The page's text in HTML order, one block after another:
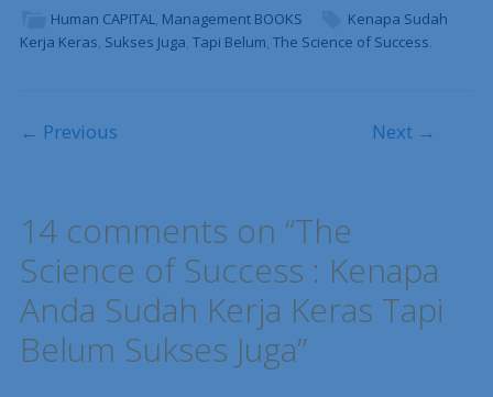
Human CAPITAL, Management BOOKS
Kenapa Sudah
Kerja Keras, Sukses Juga, Tapi Belum, The Science of Success.
Post navigation
← Previous Next →
14 comments on “The
Science of Success : Kenapa
Anda Sudah Kerja Keras Tapi
Belum Sukses Juga”